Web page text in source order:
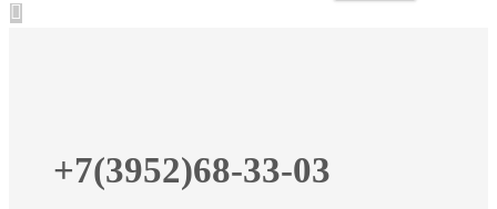
+7(3952)68-33-03